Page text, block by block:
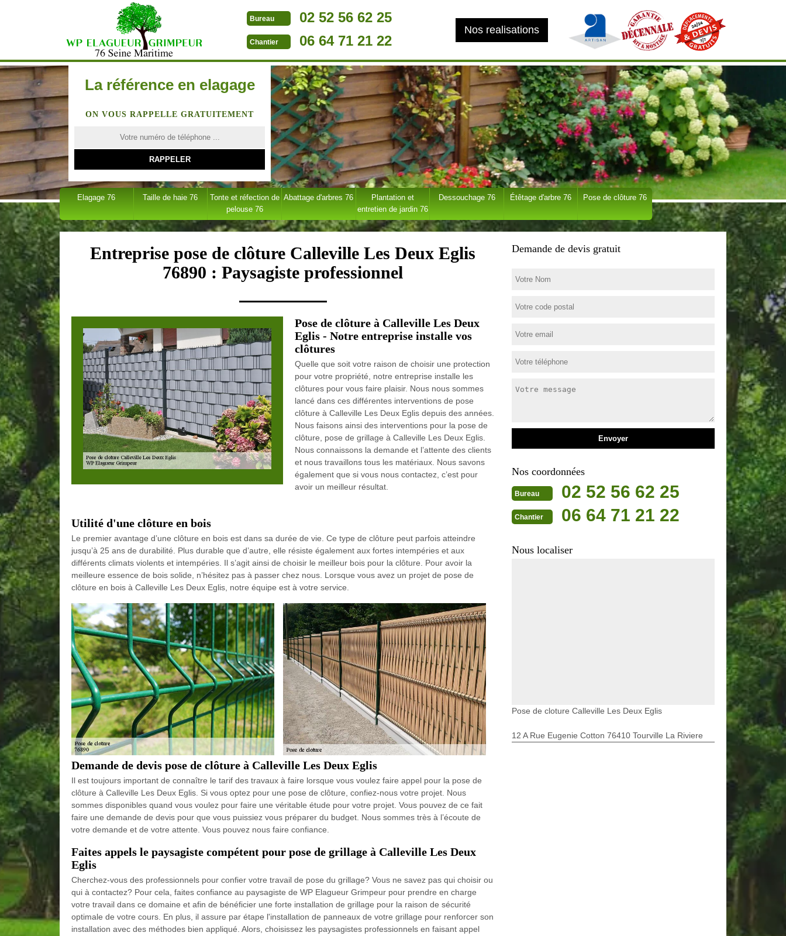
Bureau 02 52 56 62 25
Chantier 06 64 71 21 22
Nos realisations
La référence en elagage
ON VOUS RAPPELLE GRATUITEMENT
Elagage 76 Taille de haie 76
Tonte et réfection de
pelouse 76
Abattage d'arbres 76
Plantation et
entretien de jardin 76
Dessouchage 76 Étêtage d'arbre 76 Pose de clôture 76
Entreprise pose de clôture Calleville Les Deux Eglis
76890 : Paysagiste professionnel
Pose de clôture à Calleville Les Deux
Eglis - Notre entreprise installe vos
clôtures
Quelle que soit votre raison de choisir une protection
pour votre propriété, notre entreprise installe les
clôtures pour vous faire plaisir. Nous nous sommes
lancé dans ces différentes interventions de pose
clôture à Calleville Les Deux Eglis depuis des années.
Nous faisons ainsi des interventions pour la pose de
clôture, pose de grillage à Calleville Les Deux Eglis.
Nous connaissons la demande et l’attente des clients
et nous travaillons tous les matériaux. Nous savons
également que si vous nous contactez, c’est pour
avoir un meilleur résultat.
Utilité d'une clôture en bois
Le premier avantage d’une clôture en bois est dans sa durée de vie. Ce type de clôture peut parfois atteindre
jusqu’à 25 ans de durabilité. Plus durable que d’autre, elle résiste également aux fortes intempéries et aux
différents climats violents et intempéries. Il s’agit ainsi de choisir le meilleur bois pour la clôture. Pour avoir la
meilleure essence de bois solide, n’hésitez pas à passer chez nous. Lorsque vous avez un projet de pose de
clôture en bois à Calleville Les Deux Eglis, notre équipe est à votre service.
Demande de devis pose de clôture à Calleville Les Deux Eglis
Il est toujours important de connaître le tarif des travaux à faire lorsque vous voulez faire appel pour la pose de
clôture à Calleville Les Deux Eglis. Si vous optez pour une pose de clôture, confiez-nous votre projet. Nous
sommes disponibles quand vous voulez pour faire une véritable étude pour votre projet. Vous pouvez de ce fait
faire une demande de devis pour que vous puissiez vous préparer du budget. Nous sommes très à l’écoute de
votre demande et de votre attente. Vous pouvez nous faire confiance.
Faites appels le paysagiste compétent pour pose de grillage à Calleville Les Deux
Eglis
Cherchez-vous des professionnels pour confier votre travail de pose du grillage? Vous ne savez pas qui choisir ou
qui à contactez? Pour cela, faites confiance au paysagiste de WP Elagueur Grimpeur pour prendre en charge
votre travail dans ce domaine et afin de bénéficier une forte installation de grillage pour la raison de sécurité
optimale de votre cours. En plus, il assure par étape l'installation de panneaux de votre grillage pour renforcer son
installation avec des méthodes bien appliqué. Alors, choisissez les paysagistes professionnels en faisant appel
Demande de devis gratuit
Nos coordonnées
Bureau 02 52 56 62 25
Chantier 06 64 71 21 22
Nous localiser
Pose de cloture Calleville Les Deux Eglis
12 A Rue Eugenie Cotton 76410 Tourville La Riviere